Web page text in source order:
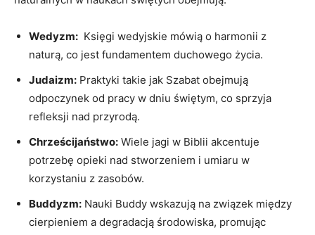
Wedyzm: ​ Księgi ⁣wedyjskie ⁤mówią o harmonii z⁣
naturą, co jest fundamentem duchowego życia.
Judaizm: ⁢Praktyki takie jak Szabat obejmują
odpoczynek od ‍pracy w dniu‍ świętym, co sprzyja
refleksji nad⁢ przyrodą.
Chrześcijaństwo: Wiele jagi w Biblii‌ akcentuje
potrzebę opieki nad stworzeniem ‍i⁤ umiaru w
korzystaniu z zasobów.
Buddyzm: Nauki Buddy ⁤wskazują‌ na związek między⁣
cierpieniem a ‌degradacją środowiska, promując